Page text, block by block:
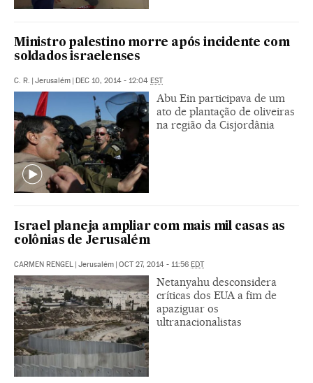
Ministro palestino morre após incidente com
soldados israelenses
C. R. | Jerusalém | DEC 10, 2014 - 12:04 EST
Abu Ein participava de um
ato de plantação de oliveiras
na região da Cisjordânia
Israel planeja ampliar com mais mil casas as
colônias de Jerusalém
CARMEN RENGEL | Jerusalém | OCT 27, 2014 - 11:56 EDT
Netanyahu desconsidera
críticas dos EUA a fim de
apaziguar os
ultranacionalistas